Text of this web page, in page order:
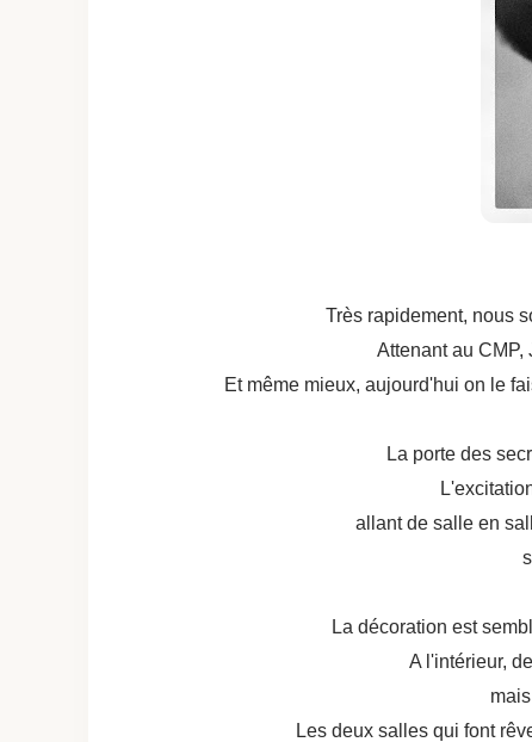
Très rapidement, nous
Attenant au
Et même mieux, aujourd'hui on le
La porte des
allant de salle en
La décoration est
A l'intérieur,
Les deux salles qui font